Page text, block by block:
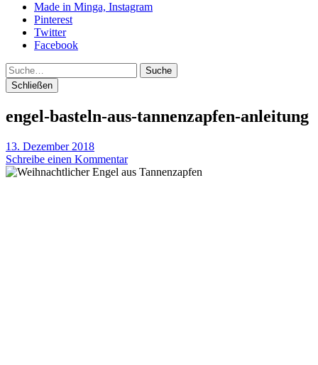
Made in Minga, Instagram
Pinterest
Twitter
Facebook
Suche
Schließen
engel-basteln-aus-tannenzapfen-anleitung
13. Dezember 2018
Schreibe einen Kommentar